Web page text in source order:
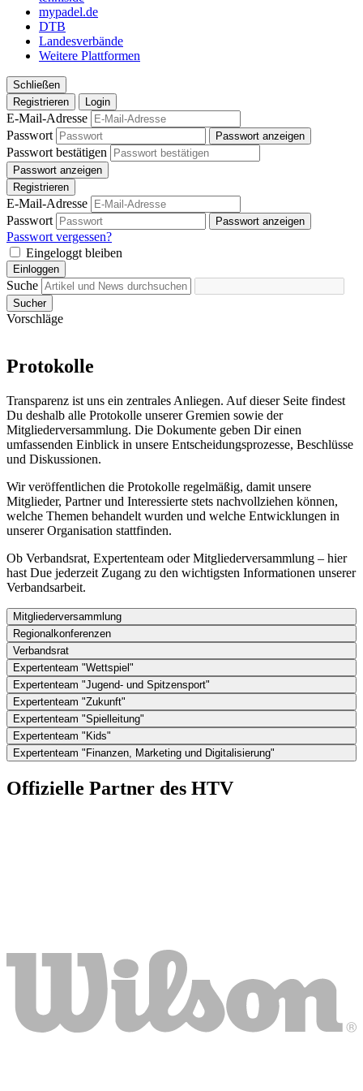
mypadel.de
DTB
Landesverbände
Weitere Plattformen
Schließen
Registrieren
Login
E-Mail-Adresse
Passwort
Passwort anzeigen
Passwort bestätigen
Passwort anzeigen
Registrieren
E-Mail-Adresse
Passwort
Passwort anzeigen
Passwort vergessen?
Eingeloggt bleiben
Einloggen
Suche
Sucher
Vorschläge
Protokolle
Transparenz ist uns ein zentrales Anliegen. Auf dieser Seite findest
Du deshalb alle Protokolle unserer Gremien sowie der
Mitgliederversammlung. Die Dokumente geben Dir einen
umfassenden Einblick in unsere Entscheidungsprozesse, Beschlüsse
und Diskussionen.
Wir veröffentlichen die Protokolle regelmäßig, damit unsere
Mitglieder, Partner und Interessierte stets nachvollziehen können,
welche Themen behandelt wurden und welche Entwicklungen in
unserer Organisation stattfinden.
Ob Verbandsrat, Expertenteam oder Mitgliederversammlung – hier
hast Due jederzeit Zugang zu den wichtigsten Informationen unserer
Verbandsarbeit.
Mitgliederversammlung
Regionalkonferenzen
Verbandsrat
Expertenteam "Wettspiel"
Expertenteam "Jugend- und Spitzensport"
Expertenteam "Zukunft"
Expertenteam "Spielleitung"
Expertenteam "Kids"
Expertenteam "Finanzen, Marketing und Digitalisierung"
Offizielle Partner des HTV